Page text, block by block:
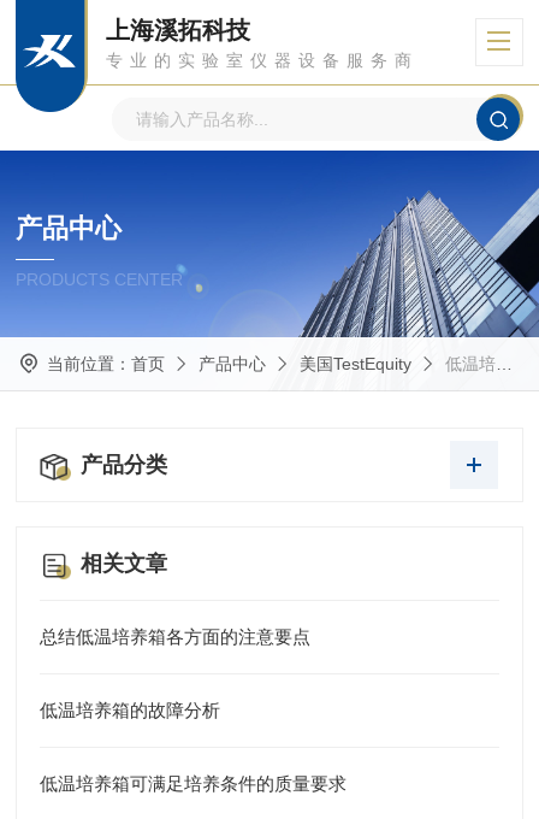
上海溪拓科技
专业的实验室仪器设备服务商
产品中心
PRODUCTS CENTER
当前位置： 首页 产品中心 美国TestEquity 低温培养箱
产品分类
相关文章
总结低温培养箱各方面的注意要点
低温培养箱的故障分析
低温培养箱可满足培养条件的质量要求